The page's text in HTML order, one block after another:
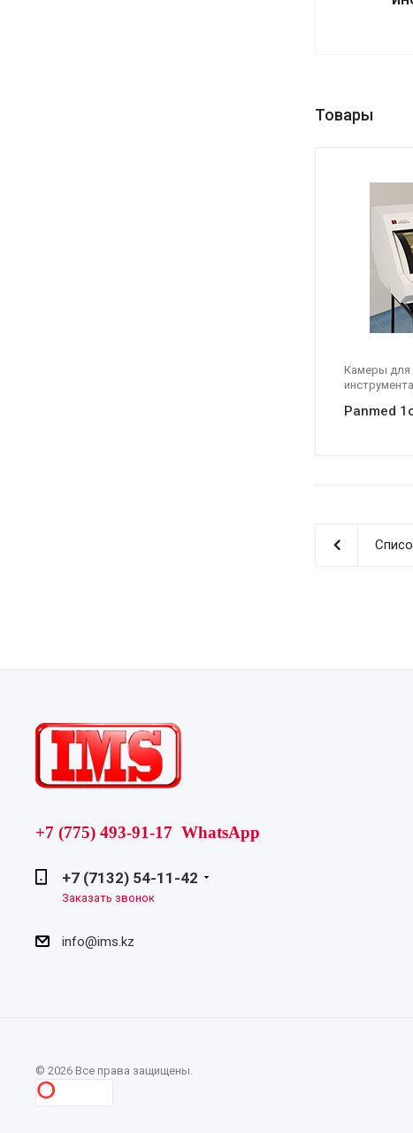
Товары
Камеры для
Panmed
+7 (775) 493-91-17 WhatsApp
+7 (7132) 54-11-42
Заказать звонок
info@ims.kz
© 2026 Все права защищены.